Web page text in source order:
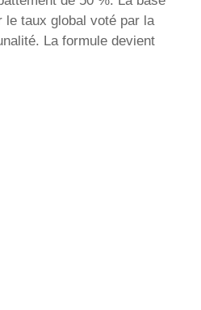
le taux global voté par la
La formule devient